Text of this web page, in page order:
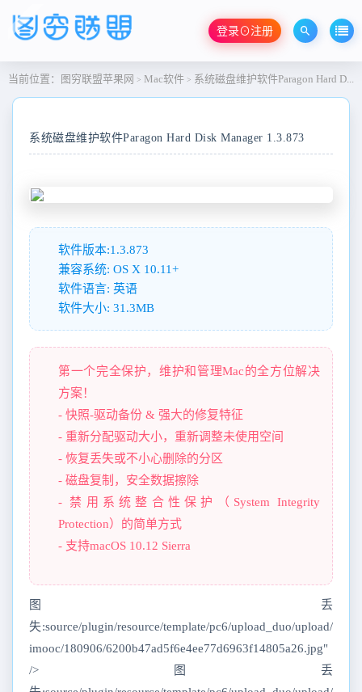
登录⊙注册
当前位置： 图穷联盟苹果网 > Mac软件 > 系统磁盘维护软件Paragon Hard Disk Manager 1.3.873
系统磁盘维护软件Paragon Hard Disk Manager 1.3.873
软件版本:1.3.873
兼容系统: OS X 10.11+
软件语言: 英语
软件大小: 31.3MB
第一个完全保护，维护和管理Mac的全方位解决
方案！
- 快照-驱动备份 & 强大的修复特征
- 重新分配驱动大小，重新调整未使用空间
- 恢复丢失或不小心删除的分区
- 磁盘复制，安全数据擦除
- 禁用系统整合性保护（System Integrity
Protection）的简单方式
- 支持macOS 10.12 Sierra
图丢
失:source/plugin/resource/template/pc6/upload_duo/upload/
imooc/180906/6200b47ad5f6e4ee77d6963f14805a26.jpg"
/>图丢